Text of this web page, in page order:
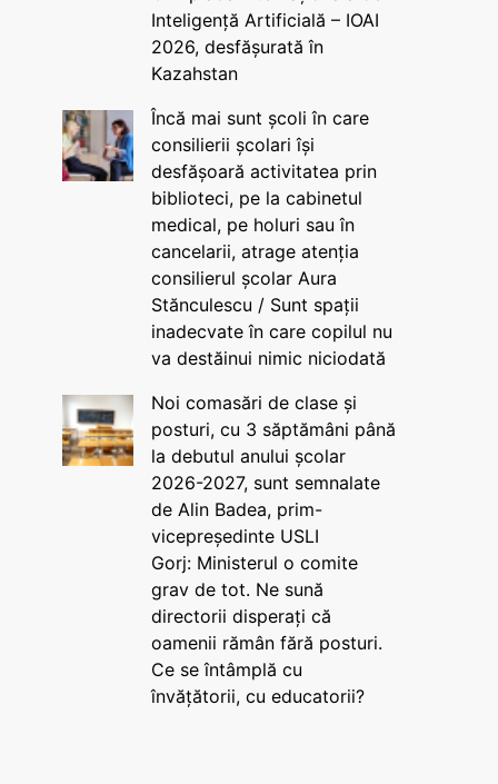
Inteligență Artificială – IOAI
2026, desfășurată în
Kazahstan
Încă mai sunt școli în care
consilierii școlari își
desfășoară activitatea prin
biblioteci, pe la cabinetul
medical, pe holuri sau în
cancelarii, atrage atenția
consilierul școlar Aura
Stănculescu / Sunt spații
inadecvate în care copilul nu
va destăinui nimic niciodată
Noi comasări de clase și
posturi, cu 3 săptămâni până
la debutul anului școlar
2026-2027, sunt semnalate
de Alin Badea, prim-
vicepreședinte USLI
Gorj: Ministerul o comite
grav de tot. Ne sună
directorii disperați că
oamenii rămân fără posturi.
Ce se întâmplă cu
învățătorii, cu educatorii?